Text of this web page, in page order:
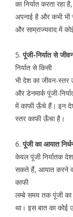
का निर्यात करता रहा
अपनाई है और कभी भी
और साम्राज्यवाद में
5.पूंजी-निर्यात से
निर्यात से किसी
भी देश का जीवन-स्तर
और डेनमार्क पूंजी-
में काफी ऊँचे हैं। इन
स्तर काफी ऊँचा है।
6.पूंजी का आयात
केवल पूंजी निर्यातक
सकते हैं, आयात करने
काफी
लम्बे समय तक पूंजी का
था। इस बात का कोई